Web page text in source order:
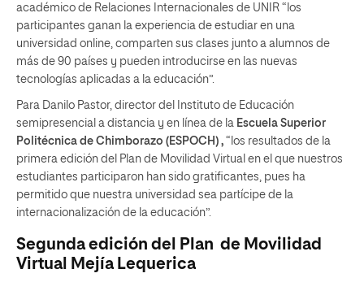
académico de Relaciones Internacionales de UNIR “los
participantes ganan la experiencia de estudiar en una
universidad online, comparten sus clases junto a alumnos de
más de 90 países y pueden introducirse en las nuevas
tecnologías aplicadas a la educación”.
Para Danilo Pastor, director del Instituto de Educación
semipresencial a distancia y en línea de la Escuela Superior
Politécnica de Chimborazo (ESPOCH) , “los resultados de la
primera edición del Plan de Movilidad Virtual en el que nuestros
estudiantes participaron han sido gratificantes, pues ha
permitido que nuestra universidad sea partícipe de la
internacionalización de la educación”.
Segunda edición del Plan de Movilidad
Virtual Mejía Lequerica